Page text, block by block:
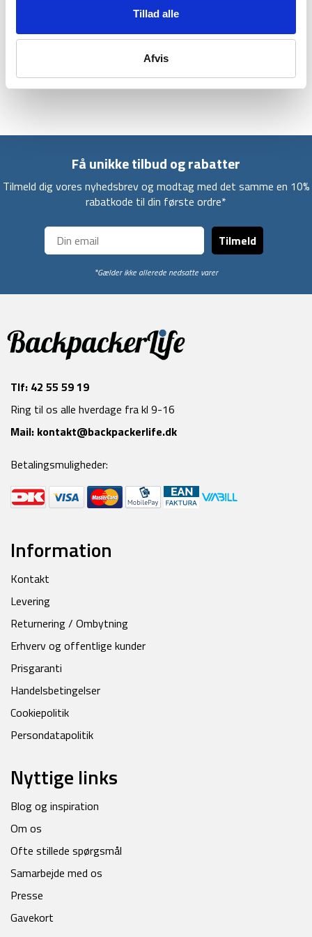
Tillad alle
Afvis
barduner og teltpløkker, og teltet kan opslås på kun ca. 5
Dermed er Treklife UV Block et godt bud på et outdoor- og
vandreture.
Få unikke tilbud og rabatter
Tilmeld dig vores nyhedsbrev og modtag med det samme en 10%
rabatkode til din første ordre*
Tilmeld
*Gælder ikke allerede nedsatte varer
Tlf: 42 55 59 19
Ring til os alle hverdage fra kl 9-16
Mail: kontakt@backpackerlife.dk
Betalingsmuligheder:
Information
Kontakt
Levering
Returnering / Ombytning
Erhverv og offentlige kunder
Prisgaranti
Handelsbetingelser
Cookiepolitik
Persondatapolitik
Nyttige links
Blog og inspiration
Om os
Ofte stillede spørgsmål
Samarbejde med os
Presse
Gavekort